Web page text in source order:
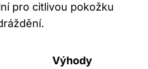
pro citlivou pokožku
Výhody